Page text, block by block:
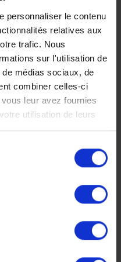
personnaliser le contenu
relatives aux
trafic. Nous
sur l'utilisation de
médias sociaux, de
combiner celles-ci
leur avez fournies
utilisation de leurs